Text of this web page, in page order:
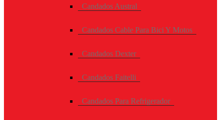
Candados Austral
Candados Cable Para Bici Y Motos
Candados Dexter
Candados Faitelli
Candados Para Refrigerador